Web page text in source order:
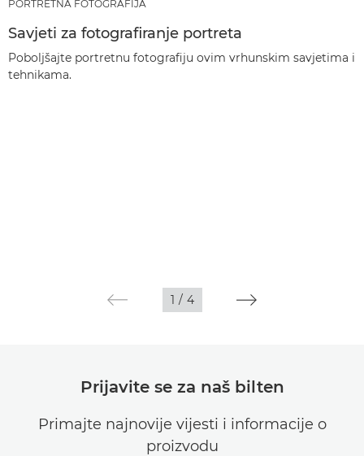
PORTRETNA FOTOGRAFIJA
Savjeti za fotografiranje portreta
Poboljšajte portretnu fotografiju ovim vrhunskim savjetima i
tehnikama.
1 / 4
Prijavite se za naš bilten
Primajte najnovije vijesti i informacije o
proizvodu